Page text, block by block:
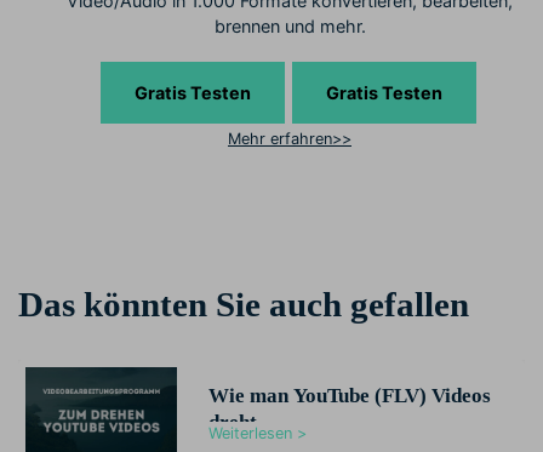
brennen und mehr.
Gratis Testen Gratis Testen
Mehr erfahren>>
Das könnten Sie auch gefallen
Wie man YouTube (FLV) Videos
dreht
Weiterlesen >